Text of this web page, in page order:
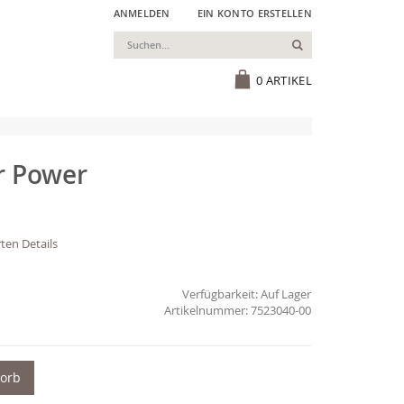
ANMELDEN EIN KONTO ERSTELLEN
0 ARTIKEL
Suchen
Power
Details
Verfügbarkeit:Auf Lager
7523040-00